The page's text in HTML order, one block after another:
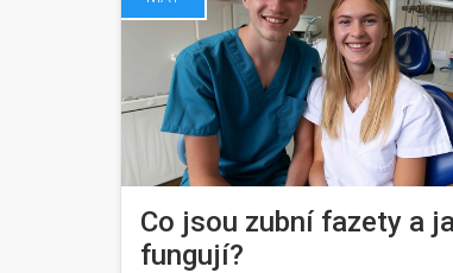
Co jsou zubní fazety a
fungují?